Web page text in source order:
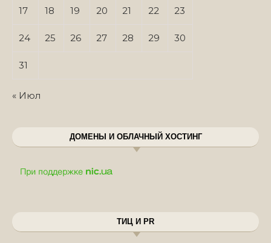
17 18 19 20 21 22 23
24 25 26 27 28 29 30
31
« Июл
ДОМЕНЫ И ОБЛАЧНЫЙ ХОСТИНГ
ТИЦ И PR